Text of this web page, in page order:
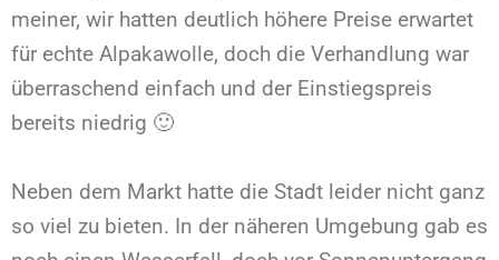
meiner, wir hatten deutlich höhere Preise erwartet
für echte Alpakawolle, doch die Verhandlung war
überraschend einfach und der Einstiegspreis
bereits niedrig 🙂
Neben dem Markt hatte die Stadt leider nicht ganz
so viel zu bieten. In der näheren Umgebung gab es